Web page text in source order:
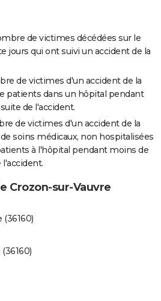
de victimes décédées sur le
jours qui ont suivi un accident de la
de victimes d'un accident de la
patients dans un hôpital pendant
de l'accident.
de victimes d'un accident de la
soins médicaux, non hospitalisées
à l'hôpital pendant moins de
l'accident.
Crozon-sur-Vauvre